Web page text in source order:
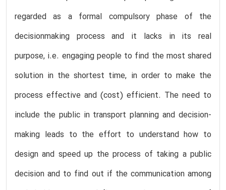
regarded as a formal compulsory phase of the
decisionmaking process and it lacks in its real
purpose, i.e. engaging people to find the most shared
solution in the shortest time, in order to make the
process effective and (cost) efficient. The need to
include the public in transport planning and decision-
making leads to the effort to understand how to
design and speed up the process of taking a public
decision and to find out if the communication among